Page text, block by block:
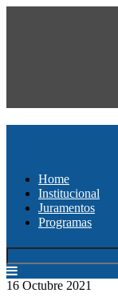
Home
Institucional
Juramentos
Programas
16 Octubre 2021